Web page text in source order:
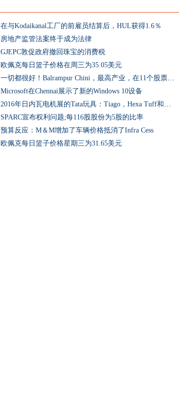
在与Kodaikanal工厂的前雇员结算后，HUL获得1.6％
房地产监管法案终于成为法律
GJEPC敦促政府撤回珠宝的消费税
欧佩克每日篮子价格在周三为35.05美元
一切都很好！Balrampur Chini，最高产业，在11个股票中达到52周高
Microsoft在Chennai展示了新的Windows 10设备
2016年日内瓦电机展的Tata玩具：Tiago，Hexa Tuff和时尚的紧凑型轿车风筝5
SPARC宣布权利问题;每116股股份为5股的比率
预算反应：M＆M增加了车辆价格抵消了Infra Cess
欧佩克每日篮子价格星期三为31.65美元